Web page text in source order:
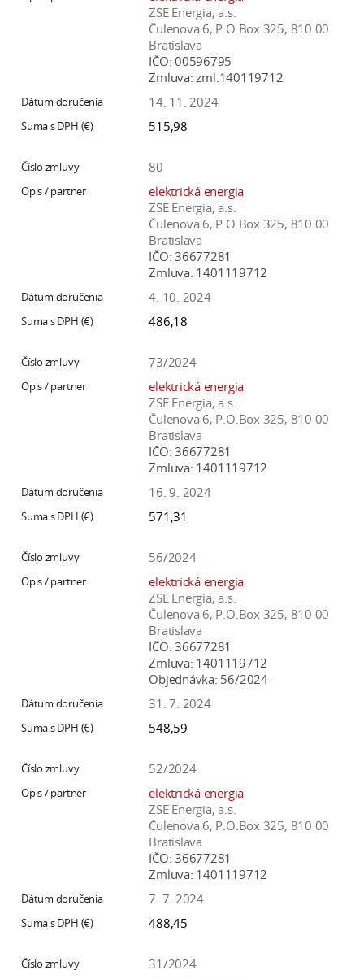
ZSE Energia, a.s.
Čulenova 6, P.O.Box 325, 810 00
Bratislava
IČO: 00596795
Zmluva: zml.140119712
14. 11. 2024
515,98
80
elektrická energia
ZSE Energia, a.s.
Čulenova 6, P.O.Box 325, 810 00
Bratislava
IČO: 36677281
Zmluva: 1401119712
4. 10. 2024
486,18
73/2024
elektrická energia
ZSE Energia, a.s.
Čulenova 6, P.O.Box 325, 810 00
Bratislava
IČO: 36677281
Zmluva: 1401119712
16. 9. 2024
571,31
56/2024
elektrická energia
ZSE Energia, a.s.
Čulenova 6, P.O.Box 325, 810 00
Bratislava
IČO: 36677281
Zmluva: 1401119712
Objednávka: 56/2024
31. 7. 2024
548,59
52/2024
elektrická energia
ZSE Energia, a.s.
Čulenova 6, P.O.Box 325, 810 00
Bratislava
IČO: 36677281
Zmluva: 1401119712
7. 7. 2024
488,45
31/2024